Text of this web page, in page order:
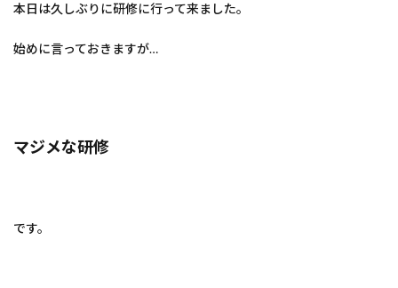
本日は久しぶりに研修に行って来ました。
始めに言っておきますが…
マジメな研修
です。